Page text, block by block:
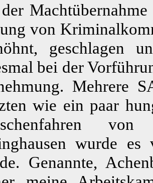
von
geschlagen
bei der
Mehrere
wie ein paar
wurde es
Genannte,